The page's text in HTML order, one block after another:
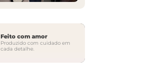
Feito com amor
Produzido com cuidado em
cada detalhe.